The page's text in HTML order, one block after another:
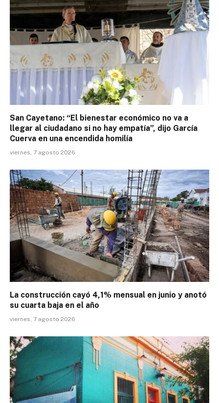
San Cayetano: “El bienestar económico no va a
llegar al ciudadano si no hay empatía”, dijo García
Cuerva en una encendida homilía
viernes, 7 agosto 2026
La construcción cayó 4,1% mensual en junio y anotó
su cuarta baja en el año
viernes, 7 agosto 2026